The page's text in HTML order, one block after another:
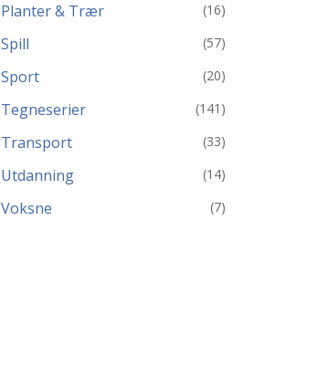
Planter & Trær (16)
Spill (57)
Sport (20)
Tegneserier (141)
Transport (33)
Utdanning (14)
Voksne (7)